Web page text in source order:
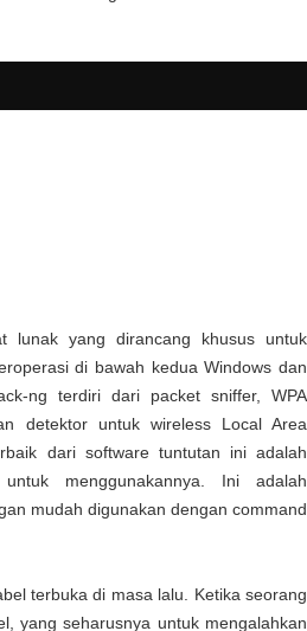
lunak yang dirancang khusus untuk
di bawah kedua Windows dan
ng terdiri dari packet sniffer, WPA
detektor untuk wireless Local Area
dari software tuntutan ini adalah
menggunakannya. Ini adalah
mudah digunakan dengan command
terbuka di masa lalu. Ketika seorang
yang seharusnya untuk mengalahkan